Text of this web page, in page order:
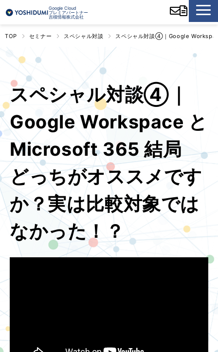
Google Cloud
プレミアパートナー
吉積情報株式会社
TOP セミナー スペシャル対談 スペシャル対談④｜Google
スペシャル対談④｜
Google Workspace と
Microsoft 365 結局
どっちがオススメです
か？実は比較対象では
なかった！？